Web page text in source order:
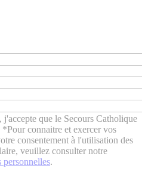
que le Secours Catholique
*Pour connaitre et exercer vos
consentement à l'utilisation des
veuillez consulter notre
personnelles.